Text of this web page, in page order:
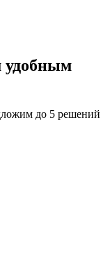
удобным
до 5 решений